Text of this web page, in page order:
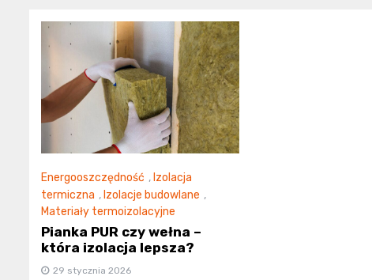
Energooszczędność , Izolacja
termiczna , Izolacje budowlane ,
Materiały termoizolacyjne
Pianka PUR czy wełna –
która izolacja lepsza?
29 stycznia 2026